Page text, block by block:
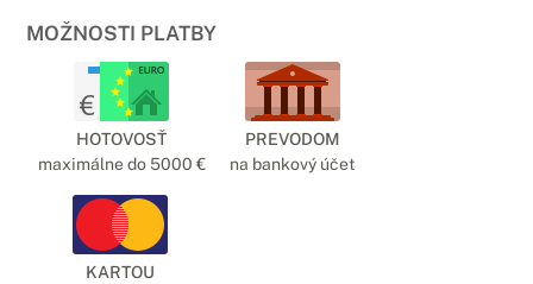
MOŽNOSTI PLATBY
HOTOVOSŤ
maximálne do 5000 €
PREVODOM
na bankový účet
KARTOU